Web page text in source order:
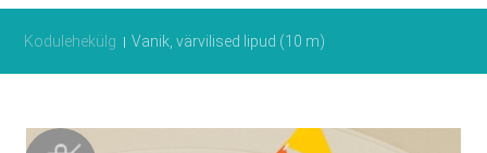
Kodulehekülg Vanik, värvilised lipud (10 m)